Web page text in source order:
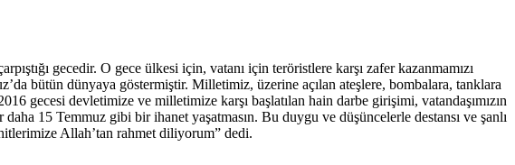
gecedir. O gece ülkesi için, vatanı için teröristlere karşı zafer kazanmamızı
bütün dünyaya göstermiştir. Milletimiz, üzerine açılan ateşlere, bombalara, tanklara
gecesi devletimize ve milletimize karşı başlatılan hain darbe girişimi, vatandaşımızın
15 Temmuz gibi bir ihanet yaşatmasın. Bu duygu ve düşüncelerle destansı ve şanlı
Allah’tan rahmet diliyorum” dedi.